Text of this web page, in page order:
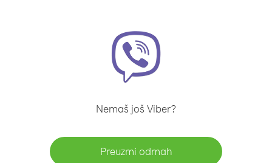
Nemaš još Viber?
Preuzmi odmah